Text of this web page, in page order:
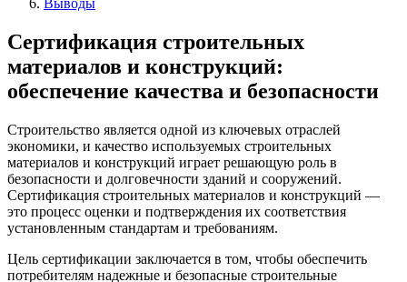
Сертификация строительных
материалов и конструкций:
обеспечение качества и безопасности
Строительство является одной из ключевых отраслей
экономики, и качество используемых строительных
материалов и конструкций играет решающую роль в
безопасности и долговечности зданий и сооружений.
Сертификация строительных материалов и конструкций —
это процесс оценки и подтверждения их соответствия
установленным стандартам и требованиям.
Цель сертификации заключается в том, чтобы обеспечить
потребителям надежные и безопасные строительные